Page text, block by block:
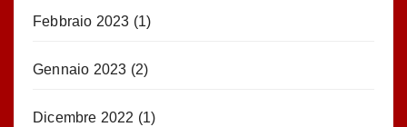
Febbraio 2023 (1)
Gennaio 2023 (2)
Dicembre 2022 (1)